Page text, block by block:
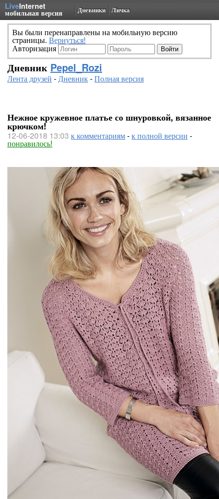
LiveInternet
мобильная версия Дневники Личка
Вы были перенаправлены на мобильную версию
страницы. Вернуться!
Авторизация
Дневник Pepel_Rozi
Лента друзей -Дневник-Полная версия
Нежное кружевное платье со шнуровкой, вязанное
крючком!
12-06-2018 13:03 к комментариям-к полной версии -
понравилось!